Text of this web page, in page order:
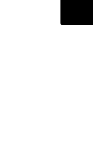
ステッカーシール